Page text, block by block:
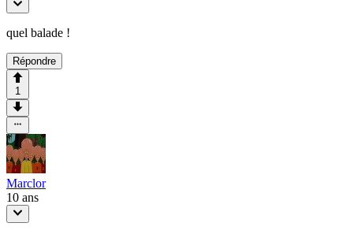
quel balade !
Répondre
1
Marclor
10 ans